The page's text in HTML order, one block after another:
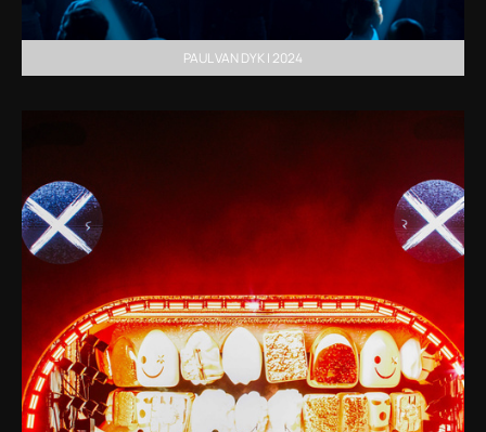
PAUL VAN DYK | 2024